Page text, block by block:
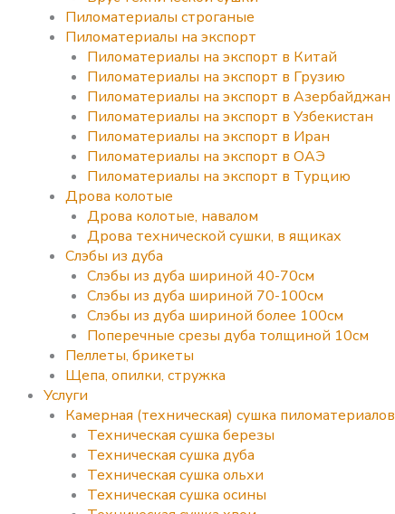
Пиломатериалы строганые
Пиломатериалы на экспорт
Пиломатериалы на экспорт в Китай
Пиломатериалы на экспорт в Грузию
Пиломатериалы на экспорт в Азербайджан
Пиломатериалы на экспорт в Узбекистан
Пиломатериалы на экспорт в Иран
Пиломатериалы на экспорт в ОАЭ
Пиломатериалы на экспорт в Турцию
Дрова колотые
Дрова колотые, навалом
Дрова технической сушки, в ящиках
Слэбы из дуба
Слэбы из дуба шириной 40-70см
Слэбы из дуба шириной 70-100см
Слэбы из дуба шириной более 100см
Поперечные срезы дуба толщиной 10см
Пеллеты, брикеты
Щепа, опилки, стружка
Услуги
Камерная (техническая) сушка пиломатериалов
Техническая сушка березы
Техническая сушка дуба
Техническая сушка ольхи
Техническая сушка осины